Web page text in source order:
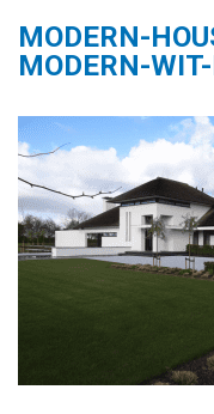
MODERN-
MODERN-